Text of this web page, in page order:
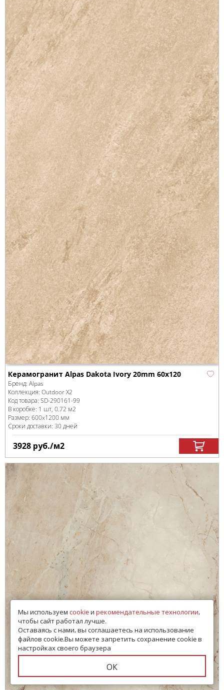
Керамогранит Alpas Dakota Ivory 20mm 60x120
Бренд: Alpas
Коллекция: Outdoor X2
Код товара: SD-290161-99
В коробке: 1 шт, 0.72 м2
Размер: 600x1200 мм
Сроки доставки: 30 дней
3928 руб./м2
Мы используем cookieи рекомендательные технологии,
чтобы сайт работал лучше.
Оставаясь с нами, вы соглашаетесь на использование
файлов cookie.Вы можете запретить сохранение cookie в
настройках своего браузера
ОК